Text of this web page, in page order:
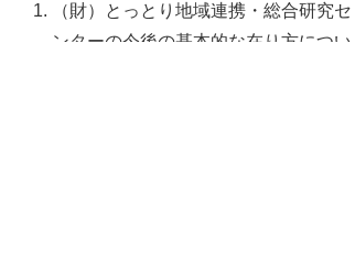
（財）とっとり地域連携・総合研究セ
ンターの今後の基本的な在り方につい